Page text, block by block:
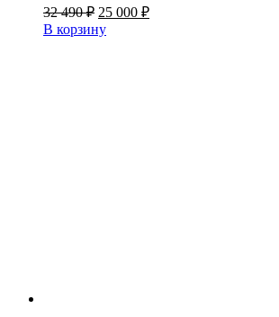
32 490₽ Первоначальная
цена
составляла
25 000 ₽Текущая
В корзину